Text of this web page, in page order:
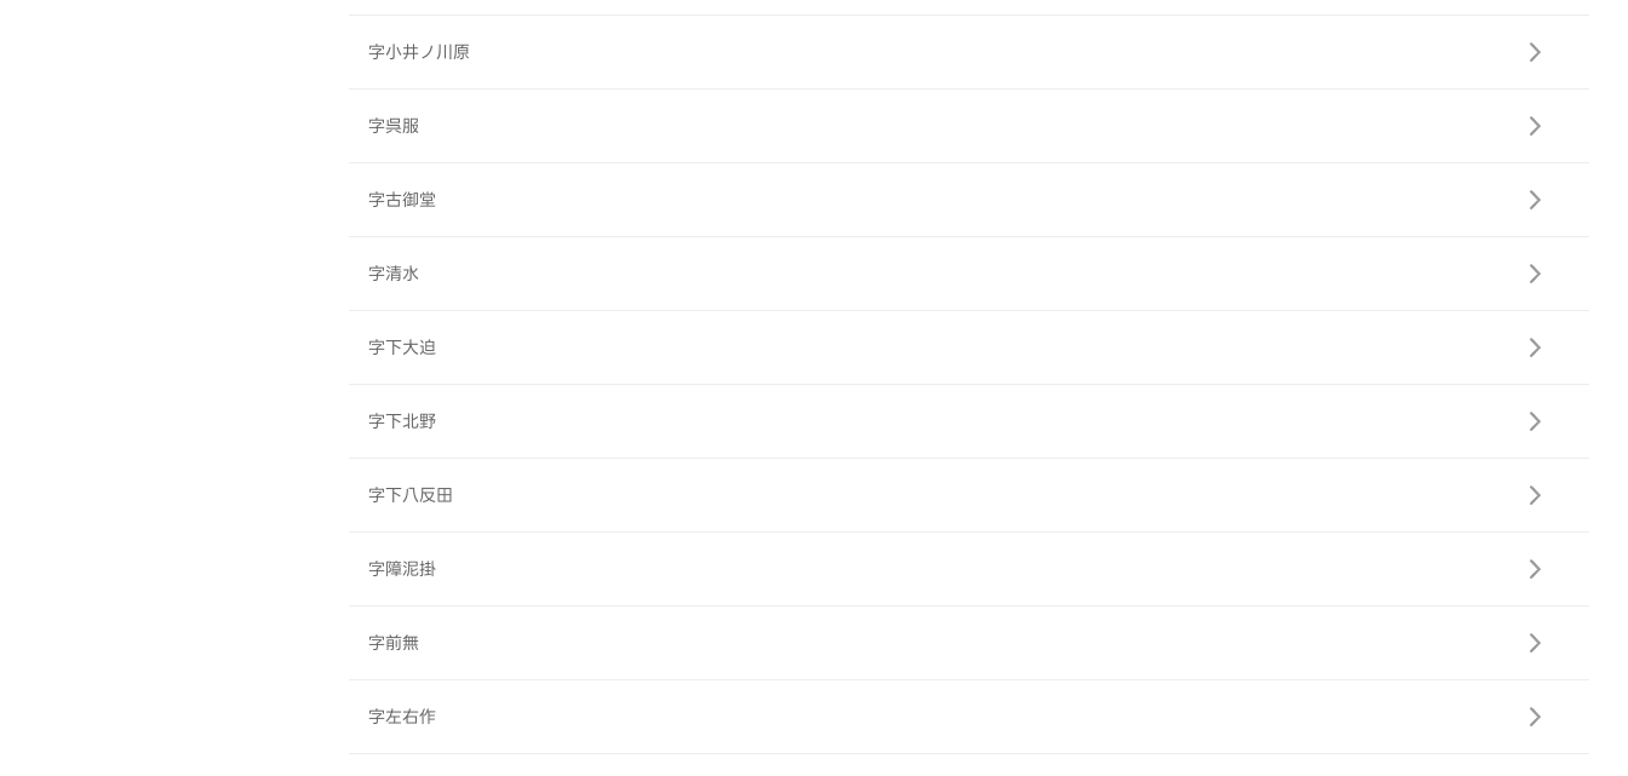
字小井ノ川原
字呉服
字古御堂
字清水
字下大迫
字下北野
字下八反田
字障泥掛
字前無
字左右作